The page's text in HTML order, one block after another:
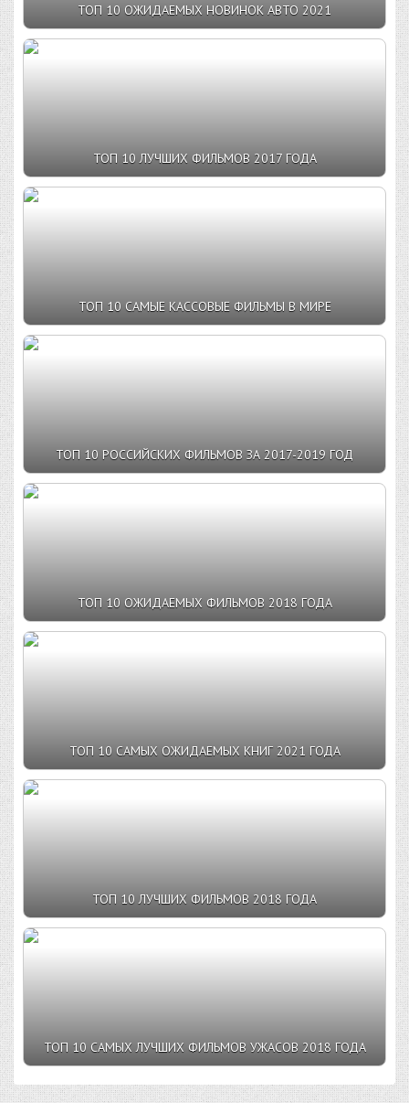
ТОП 10 ОЖИДАЕМЫХ НОВИНОК АВТО 2021
ТОП 10 ЛУЧШИХ ФИЛЬМОВ 2017 ГОДА
ТОП 10 САМЫЕ КАССОВЫЕ ФИЛЬМЫ В МИРЕ
ТОП 10 РОССИЙСКИХ ФИЛЬМОВ ЗА 2017-2019 ГОД
ТОП 10 ОЖИДАЕМЫХ ФИЛЬМОВ 2018 ГОДА
ТОП 10 САМЫХ ОЖИДАЕМЫХ КНИГ 2021 ГОДА
ТОП 10 ЛУЧШИХ ФИЛЬМОВ 2018 ГОДА
ТОП 10 САМЫХ ЛУЧШИХ ФИЛЬМОВ УЖАСОВ 2018 ГОДА